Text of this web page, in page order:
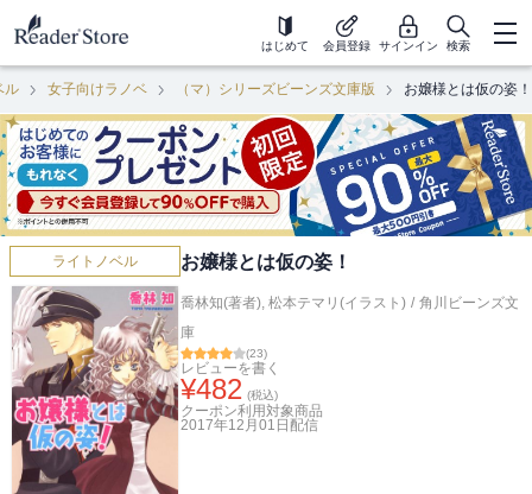
はじめて 会員登録 サインイン 検索
ル 女子向けラノベ （マ）シリーズビーンズ文庫版 お嬢様とは仮の姿！
ライトノベル お嬢様とは仮の姿！
喬林知(著者), 松本テマリ(イラスト) / 角川ビーンズ文
庫
(23)
レビューを書く
¥482 (税込)
クーポン利用対象商品
2017年12月01日 配信